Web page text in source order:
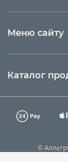
Меню сайту
Каталог
©